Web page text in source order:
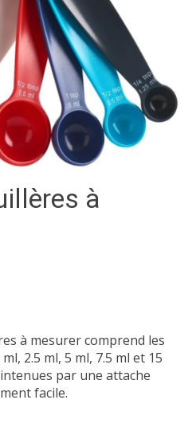
à
à mesurer comprend les
2.5 ml, 5 ml, 7.5 ml et 15
par une attache
facile.